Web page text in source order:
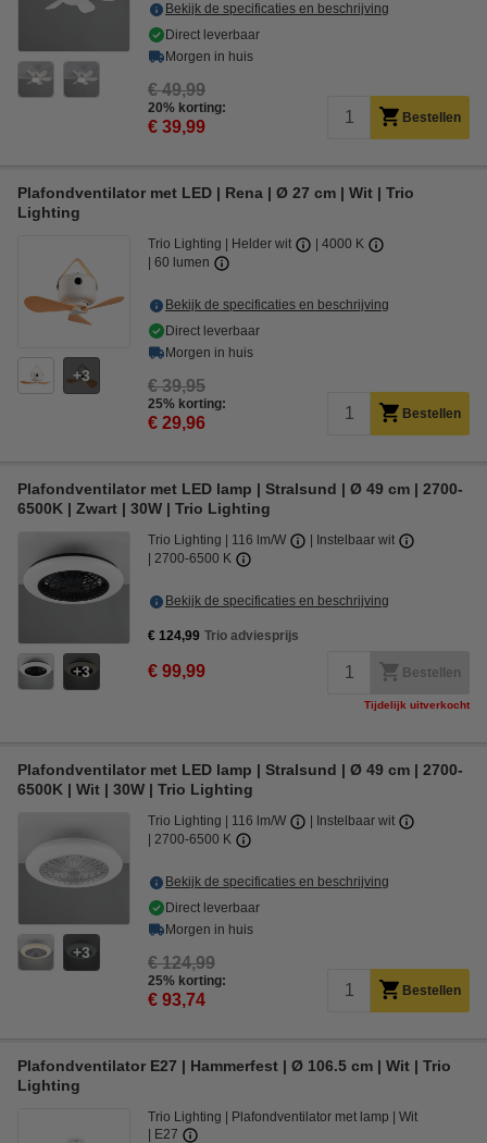
Bekijk de specificaties en beschrijving
Direct leverbaar
Morgen in huis
€ 49,99
20% korting:
€ 39,99 Bestellen
Plafondventilator met LED | Rena | Ø 27 cm | Wit | Trio
Lighting
3
Trio Lighting Helder wit
4000 K
60 lumen
Bekijk de specificaties en beschrijving
Direct leverbaar
Morgen in huis
€ 39,95
25% korting:
€ 29,96 Bestellen
Plafondventilator met LED lamp | Stralsund | Ø 49 cm | 2700-
6500K | Zwart | 30W | Trio Lighting
3
Trio Lighting 116 lm/W
Instelbaar wit
2700-6500 K
Bekijk de specificaties en beschrijving
€ 124,99 Trio adviesprijs
€ 99,99 Bestellen
Tijdelijk uitverkocht
Plafondventilator met LED lamp | Stralsund | Ø 49 cm | 2700-
6500K | Wit | 30W | Trio Lighting
3
Trio Lighting 116 lm/W
Instelbaar wit
2700-6500 K
Bekijk de specificaties en beschrijving
Direct leverbaar
Morgen in huis
€ 124,99
25% korting:
€ 93,74 Bestellen
Plafondventilator E27 | Hammerfest | Ø 106.5 cm | Wit | Trio
Lighting
Trio Lighting Plafondventilator met lamp
Wit
E27